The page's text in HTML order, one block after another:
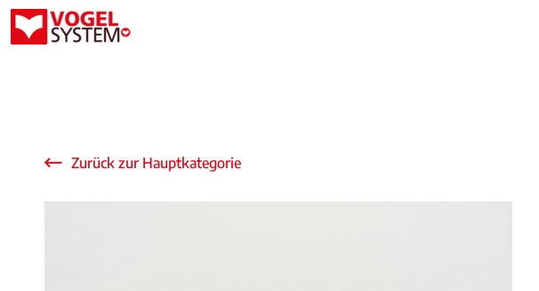
Zurück zur Hauptkategorie